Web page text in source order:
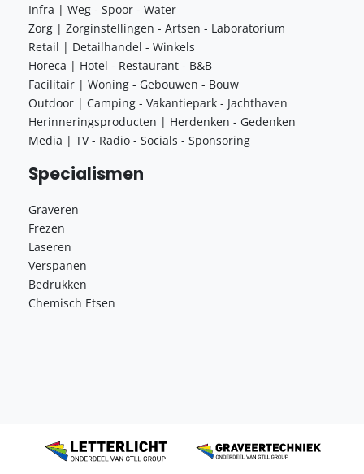
Infra | Weg - Spoor - Water
Zorg | Zorginstellingen - Artsen - Laboratorium
Retail | Detailhandel - Winkels
Horeca | Hotel - Restaurant - B&B
Facilitair | Woning - Gebouwen - Bouw
Outdoor | Camping - Vakantiepark - Jachthaven
Herinneringsproducten | Herdenken - Gedenken
Media | TV - Radio - Socials - Sponsoring
Specialismen
Graveren
Frezen
Laseren
Verspanen
Bedrukken
Chemisch Etsen